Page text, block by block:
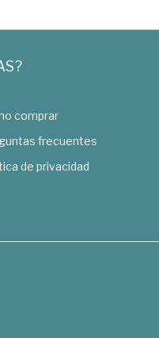
comprar
frecuentes
de privacidad